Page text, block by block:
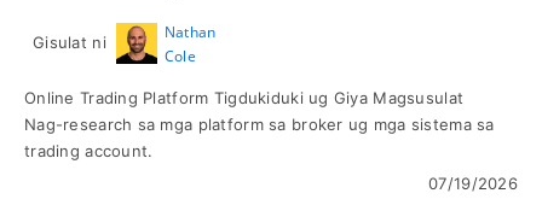
Gisulat ni
Nathan
Cole
Online Trading Platform Tigdukiduki ug Giya Magsusulat
Nag-research sa mga platform sa broker ug mga sistema sa
trading account.
07/19/2026